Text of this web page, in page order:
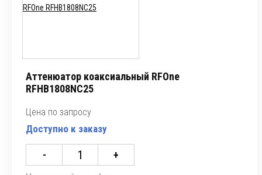
Аттенюатор коаксиальный RFOne
RFHB1808NC25
Цена по запросу
Доступно к заказу
- +